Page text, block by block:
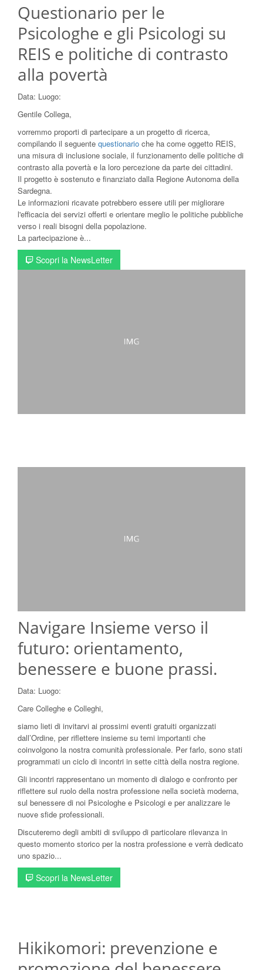
Questionario per le
Psicologhe e gli Psicologi su
REIS e politiche di contrasto
alla povertà
Data: Luogo:
Gentile Collega,
vorremmo proporti di partecipare a un progetto di ricerca,
compilando il seguente questionario che ha come oggetto REIS,
una misura di inclusione sociale, il funzionamento delle politiche di
contrasto alla povertà e la loro percezione da parte dei cittadini.
Il progetto è sostenuto e finanziato dalla Regione Autonoma della
Sardegna.
Le informazioni ricavate potrebbero essere utili per migliorare
l'efficacia dei servizi offerti e orientare meglio le politiche pubbliche
verso i reali bisogni della popolazione.
La partecipazione è...
Scopri la NewsLetter
Navigare Insieme verso il
futuro: orientamento,
benessere e buone prassi.
Data: Luogo:
Care Colleghe e Colleghi,
siamo lieti di invitarvi ai prossimi eventi gratuiti organizzati
dall’Ordine, per riflettere insieme su temi importanti che
coinvolgono la nostra comunità professionale. Per farlo, sono stati
programmati un ciclo di incontri in sette città della nostra regione.
Gli incontri rappresentano un momento di dialogo e confronto per
riflettere sul ruolo della nostra professione nella società moderna,
sul benessere di noi Psicologhe e Psicologi e per analizzare le
nuove sfide professionali.
Discuteremo degli ambiti di sviluppo di particolare rilevanza in
questo momento storico per la nostra professione e verrà dedicato
uno spazio...
Scopri la NewsLetter
Hikikomori: prevenzione e